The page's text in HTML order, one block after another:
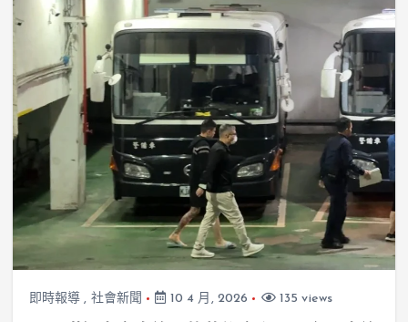
即時報導 , 社會新聞 10 4 月, 2026 135 views